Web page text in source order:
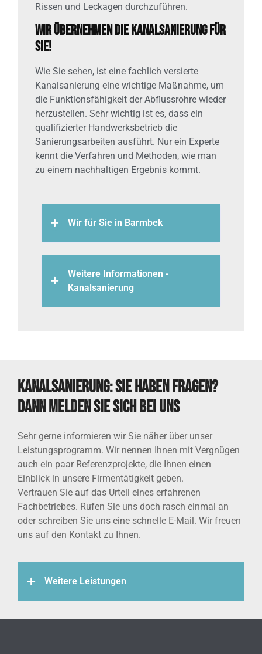
Rissen und Leckagen durchzuführen.
Wir übernehmen die Kanalsanierung für
Sie!
Wie Sie sehen, ist eine fachlich versierte
Kanalsanierung eine wichtige Maßnahme, um
die Funktionsfähigkeit der Abflussrohre wieder
herzustellen. Sehr wichtig ist es, dass ein
qualifizierter Handwerksbetrieb die
Sanierungsarbeiten ausführt. Nur ein Experte
kennt die Verfahren und Methoden, wie man
zu einem nachhaltigen Ergebnis kommt.
Wir für Sie in Barmbek
Weitere Informationen -
Kanalsanierung
Kanalsanierung: Sie haben Fragen?
Dann melden Sie sich bei uns
Sehr gerne informieren wir Sie näher über unser
Leistungsprogramm. Wir nennen Ihnen mit Vergnügen
auch ein paar Referenzprojekte, die Ihnen einen
Einblick in unsere Firmentätigkeit geben.
Vertrauen Sie auf das Urteil eines erfahrenen
Fachbetriebes. Rufen Sie uns doch rasch einmal an
oder schreiben Sie uns eine schnelle E-Mail. Wir freuen
uns auf den Kontakt zu Ihnen.
Weitere Leistungen